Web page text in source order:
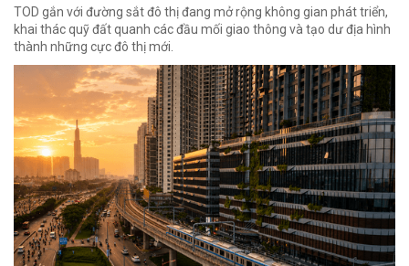
TOD gắn với đường sắt đô thị đang mở rộng không gian phát triển,
khai thác quỹ đất quanh các đầu mối giao thông và tạo dư địa hình
thành những cực đô thị mới.